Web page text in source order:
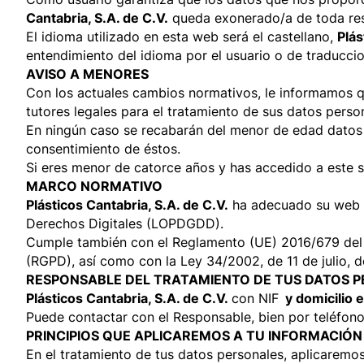
Cantabria, S.A. de C.V. queda exonerado/a de toda
El idioma utilizado en esta web será el castellano,
entendimiento del idioma por el usuario o de
AVISO A MENORES
Con los actuales cambios normativos, le
tutores legales para el tratamiento de sus datos
En ningún caso se recabarán del menor de edad
consentimiento de éstos.
Si eres menor de catorce años y has accedido a
MARCO NORMATIVO
Plásticos Cantabria, S.A. de C.V. ha adecuado su web
Derechos Digitales (LOPDGDD).
Cumple también con el Reglamento (UE) 2016/679
(RGPD), así como con la Ley 34/2002, de 11 de julio,
RESPONSABLE DEL TRATAMIENTO DE TUS DATOS
Plásticos Cantabria, S.A. de C.V. con NIF y domicilio
Puede contactar con el Responsable, bien por
PRINCIPIOS QUE APLICAREMOS A TU
En el tratamiento de tus datos personales,